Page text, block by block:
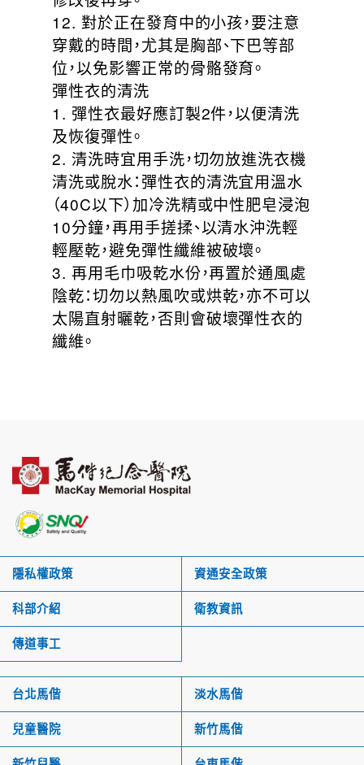
12. 對於正在發育中的小孩，要注意
穿戴的時間，尤其是胸部、下巴等部
位，以免影響正常的骨骼發育。
彈性衣的清洗
1. 彈性衣最好應訂製2件，以便清洗
及恢復彈性。
2. 清洗時宜用手洗，切勿放進洗衣機
清洗或脫水：彈性衣的清洗宜用溫水
（40C以下）加冷洗精或中性肥皂浸泡
10分鐘，再用手搓揉、以清水沖洗輕
輕壓乾，避免彈性纖維被破壞。
3. 再用毛巾吸乾水份，再置於通風處
陰乾：切勿以熱風吹或烘乾，亦不可以
太陽直射曬乾，否則會破壞彈性衣的
纖維。
隱私權政策 資通安全政策
科部介紹 衛教資訊
傳道事工
台北馬偕 淡水馬偕
兒童醫院 新竹馬偕